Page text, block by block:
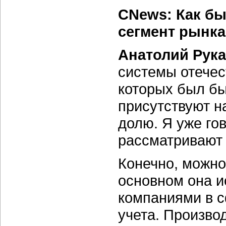
CNews: Как
сегмент
Анатолий
системы
которых был
присутствуют
долю. Я уже
Конечно,
основном она
компаниями в
учета.